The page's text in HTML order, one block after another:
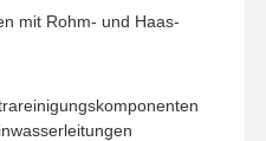
mit Rohm- und Haas-